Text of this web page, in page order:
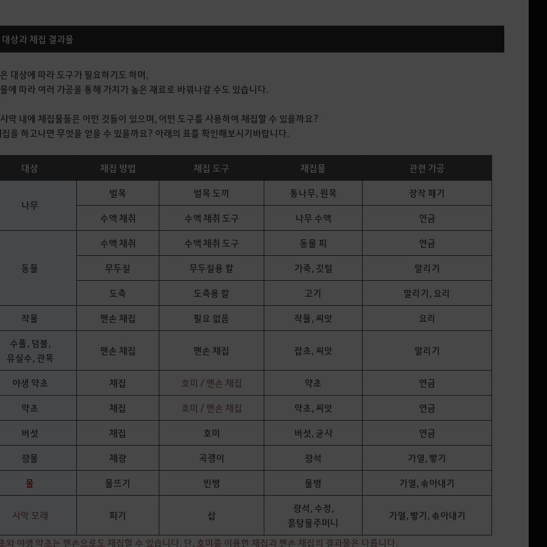
상과 채집 결과물
대상에 따라 도구가 필요하기도 하며,
에 따라 여러 가공을 통해 가치가 높은 재료로 바꿔나갈 수도 있습니다.
막 내에 채집물들은 어떤 것들이 있으며, 어떤 도구를 사용하여 채집할 수 있을까요?
을 하고나면 무엇을 얻을 수 있을까요? 아래의 표를 확인해보시기바랍니다.
대상 채집 방법 채집 도구 채집물 관련 가공
나무
벌목 벌목 도끼 통나무, 원목 장작 패기
수액 채취 수액 채취 도구 나무 수액 연금
동물
수액 채취 수액 채취 도구 동물 피 연금
무두질 무두질용 칼 가죽, 깃털 말리기
도축 도축용 칼 고기 말리기, 요리
작물 맨손 채집 필요 없음 작물, 씨앗 요리
수풀, 덤불,
유실수, 관목
맨손 채집 맨손 채집 잡초, 씨앗 말리기
야생 약초 채집 호미 / 맨손 채집 약초 연금
약초 채집 호미 / 맨손 채집 약초, 씨앗 연금
버섯 채집 호미 버섯, 균사 연금
광물 채광 곡괭이 광석 가열, 빻기
물 물뜨기 빈병 물병 가열, 솎아내기
사막 모래 파기 삽
광석, 수정,
흙탕물주머니
가열, 빻기, 솎아내기
와 야생 약초는 맨손으로도 채집할 수 있습니다. 단, 호미를 이용한 채집과 맨손 채집의 결과물은 다릅니다.